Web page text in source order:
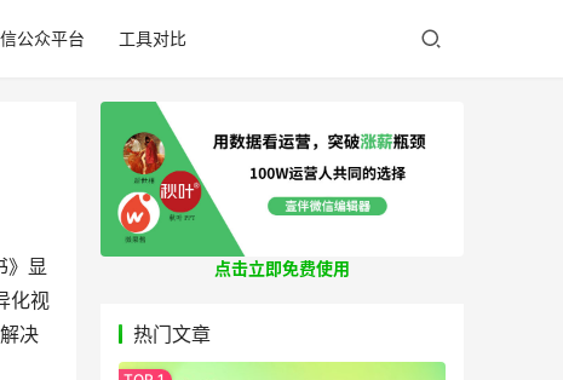
公众平台 工具对比
》显
化视
决
点击立即免费使用
热门文章